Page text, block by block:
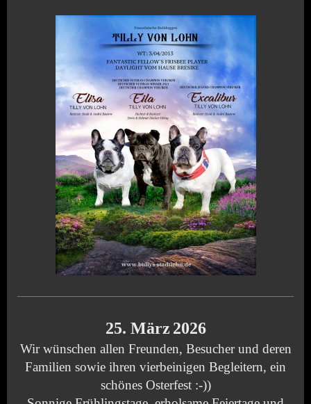
25. März 2026
Wir wünschen allen Freunden, Besucher und deren
Familien sowie ihren vierbeinigen Begleitern, ein
schönes Osterfest :-))